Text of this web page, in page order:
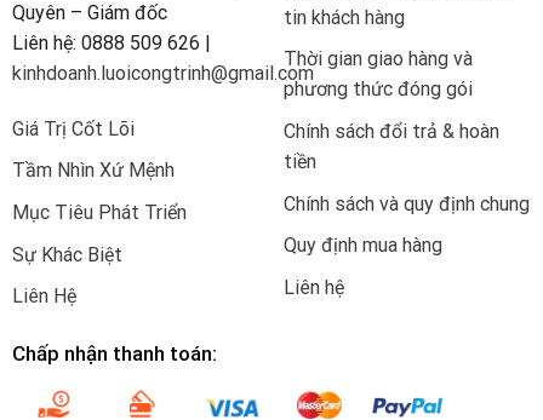
Quyên – Giám đốc
Liên hệ: 0888 509 626 |
kinhdoanh.luoicongtrinh@gmail.com
Giá Trị Cốt Lõi
Tầm Nhìn Xứ Mệnh
Mục Tiêu Phát Triển
Sự Khác Biệt
Liên Hệ
tin khách hàng
Thời gian giao hàng và
phương thức đóng gói
Chính sách đổi trả & hoàn
tiền
Chính sách và quy định chung
Quy định mua hàng
Liên hệ
Chấp nhận thanh toán: